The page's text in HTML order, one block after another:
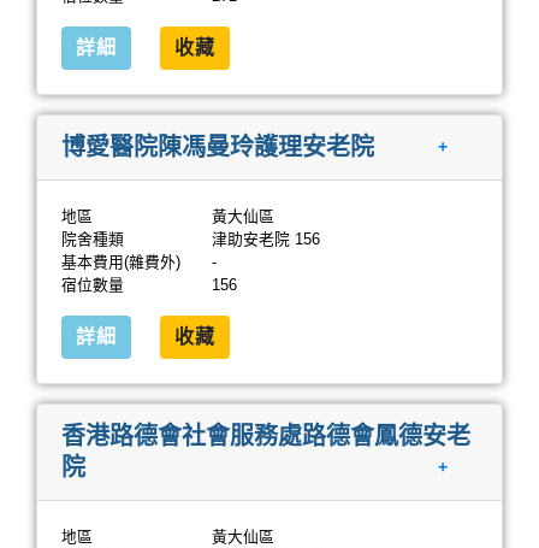
詳細 收藏
博愛醫院陳馮曼玲護理安老院 +
地區
黃大仙區
院舍種類
津助安老院 156
基本費用(雜費外)
-
宿位數量
156
詳細 收藏
香港路德會社會服務處路德會鳳德安老
院
+
地區
黃大仙區